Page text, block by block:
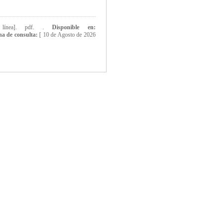
pdf. .Disponible en:
de consulta: [ 10 de Agosto de 2026